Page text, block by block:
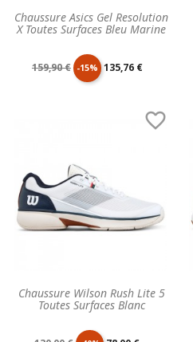
Chaussure Asics Gel Resolution
X Toutes Surfaces Bleu Marine
Prix
159,90 € -15% Prix
135,76 €
Chaussure Wilson Rush Lite 5
Toutes Surfaces Blanc
